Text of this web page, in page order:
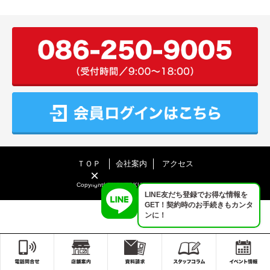
ＴＯＰ 会社案内 アクセス
Copyright(c) KOURAKU All rights reserved.
×
LINE友だち登録でお得な情報を
GET！契約時のお手続きもカンタ
ンに！